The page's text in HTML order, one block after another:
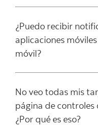
¿Puedo recibir
aplicaciones
móvil?
No veo todas mis
página de controles
¿Por qué es eso?